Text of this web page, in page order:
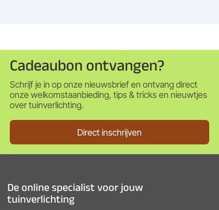
Cadeaubon ontvangen?
Schrijf je in op onze nieuwsbrief en ontvang direct
onze welkomstaanbieding, tips & tricks en nieuwtjes
over tuinverlichting.
Direct inschrijven
De online specialist voor jouw
tuinverlichting